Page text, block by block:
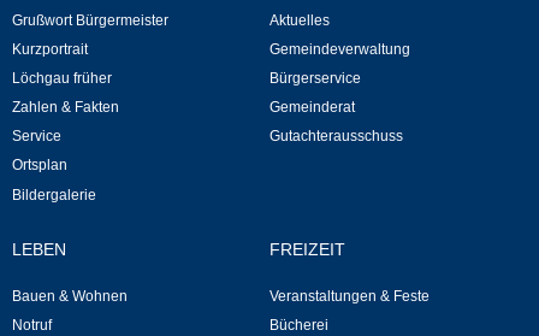
Rund um den Wein
Schlepper / Traktor
Rathaus
Gemeindeverwaltung
Grußwort Bürgermeister
Kurzportrait
Löchgau früher
Zahlen & Fakten
Service
Ortsplan
Bildergalerie
Aktuelles
Gemeindeverwaltung
Bürgerservice
Gemeinderat
Gutachterausschuss
LEBEN
Bauen & Wohnen
Notruf
FREIZEIT
Veranstaltungen & Feste
Bücherei